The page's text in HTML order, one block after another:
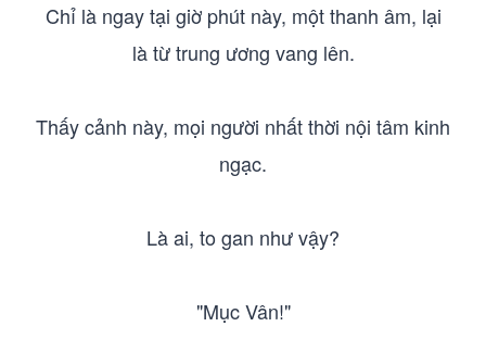
Chỉ là ngay tại giờ phút này, một thanh âm, lại
là từ trung ương vang lên.
Thấy cảnh này, mọi người nhất thời nội tâm kinh
ngạc.
Là ai, to gan như vậy?
"Mục Vân!"